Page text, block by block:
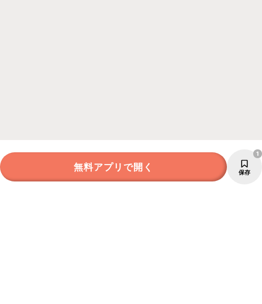
無料アプリで開く 保存
1